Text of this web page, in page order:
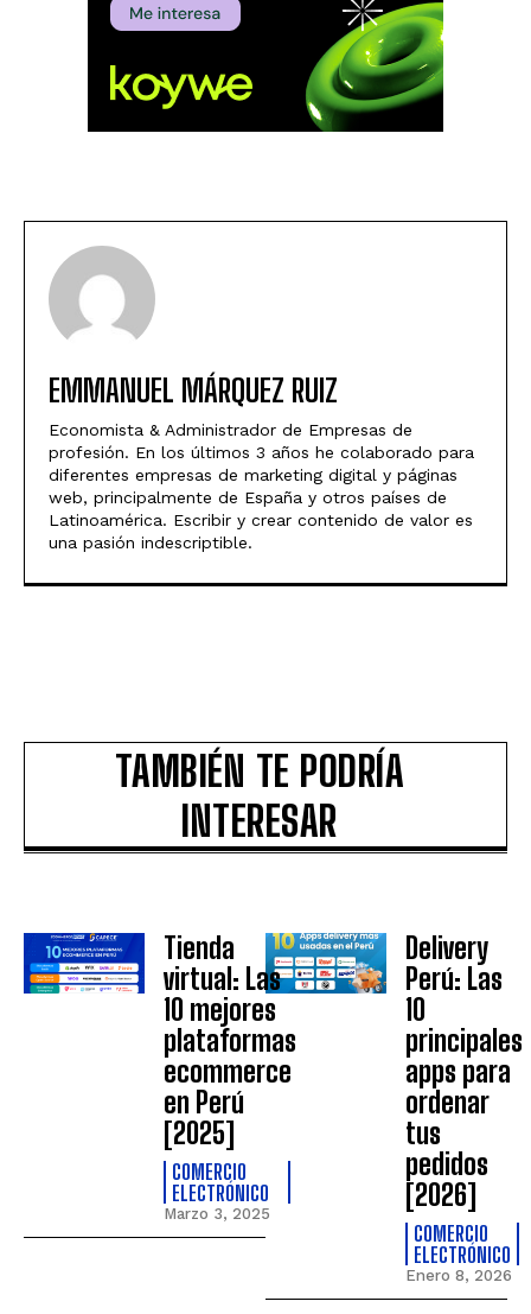
EMMANUEL MÁRQUEZ RUIZ
Economista & Administrador de Empresas de
profesión. En los últimos 3 años he colaborado para
diferentes empresas de marketing digital y páginas
web, principalmente de España y otros países de
Latinoamérica. Escribir y crear contenido de valor es
una pasión indescriptible.
TAMBIÉN TE PODRÍA
INTERESAR
Tienda
virtual: Las
10 mejores
plataformas
ecommerce
en Perú
[2025]
COMERCIO
ELECTRÓNICO
Marzo 3, 2025
Delivery
Perú: Las
10
principales
apps para
ordenar
tus
pedidos
[2026]
COMERCIO
ELECTRÓNICO
Enero 8, 2026